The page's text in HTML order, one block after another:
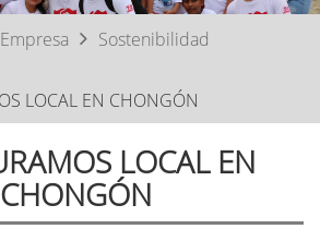
Sostenibilidad
LOCAL EN CHONGÓN
LOCAL EN
CHONGÓN